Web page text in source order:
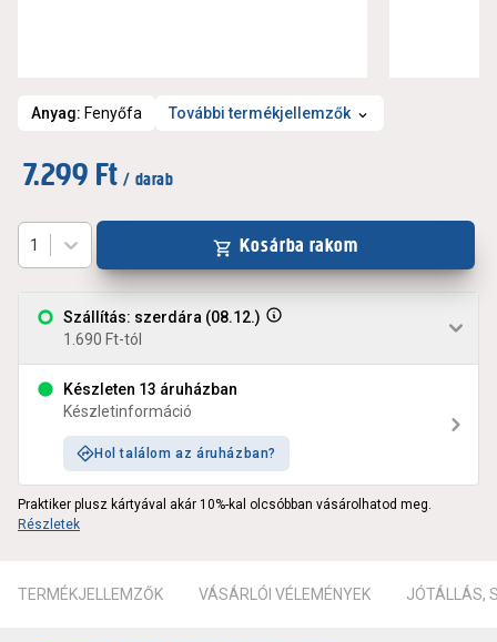
Anyag: Fenyőfa További termékjellemzők
7.299 Ft / darab
Szállítás: szerdára (08.12.)
1.690 Ft-tól
Készleten 13 áruházban
Készletinformáció
Hol találom az áruházban?
1 Kosárba rakom
Praktiker plusz kártyával akár 10%-kal olcsóbban vásárolhatod meg.
Részletek
TERMÉKJELLEMZŐK VÁSÁRLÓI VÉLEMÉNYEK JÓTÁLLÁS,